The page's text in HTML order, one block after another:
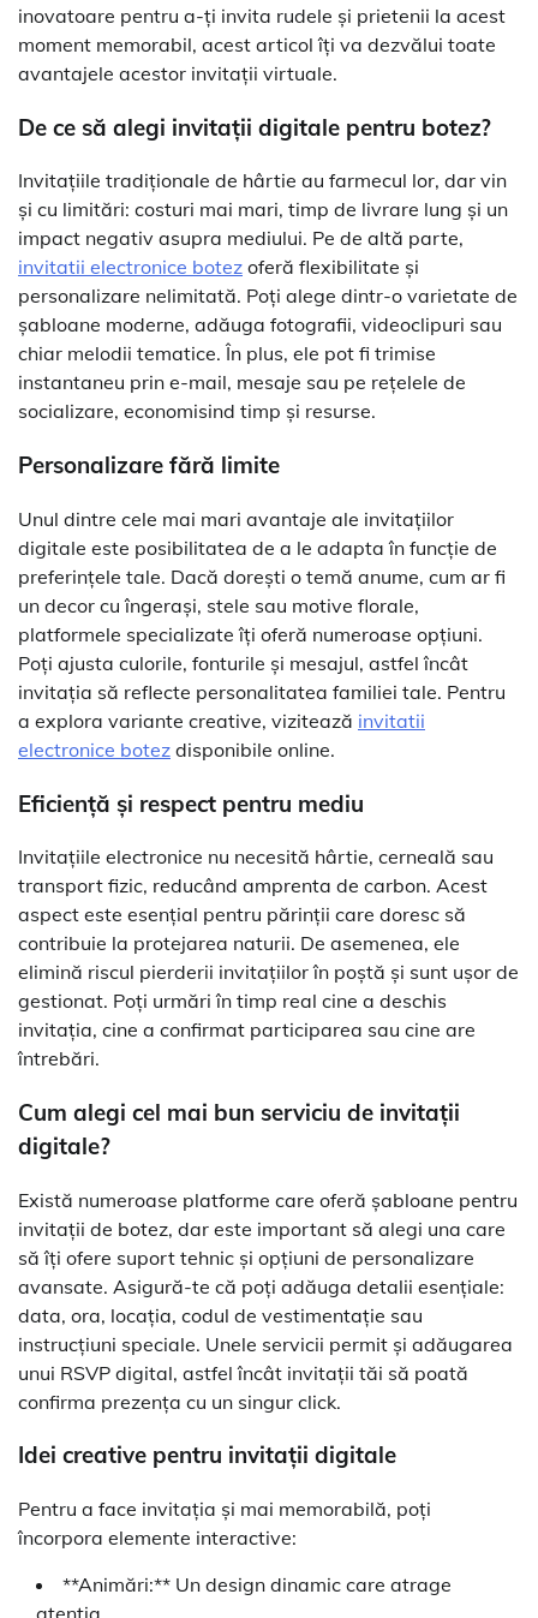
inovatoare pentru a-ți invita rudele și prietenii la acest
moment memorabil, acest articol îți va dezvălui toate
avantajele acestor invitații virtuale.
De ce să alegi invitații digitale pentru botez?
Invitațiile tradiționale de hârtie au farmecul lor, dar vin
și cu limitări: costuri mai mari, timp de livrare lung și un
impact negativ asupra mediului. Pe de altă parte,
invitatii electronice botez oferă flexibilitate și
personalizare nelimitată. Poți alege dintr-o varietate de
șabloane moderne, adăuga fotografii, videoclipuri sau
chiar melodii tematice. În plus, ele pot fi trimise
instantaneu prin e-mail, mesaje sau pe rețelele de
socializare, economisind timp și resurse.
Personalizare fără limite
Unul dintre cele mai mari avantaje ale invitațiilor
digitale este posibilitatea de a le adapta în funcție de
preferințele tale. Dacă dorești o temă anume, cum ar fi
un decor cu îngerași, stele sau motive florale,
platformele specializate îți oferă numeroase opțiuni.
Poți ajusta culorile, fonturile și mesajul, astfel încât
invitația să reflecte personalitatea familiei tale. Pentru
a explora variante creative, vizitează invitatii
electronice botez disponibile online.
Eficiență și respect pentru mediu
Invitațiile electronice nu necesită hârtie, cerneală sau
transport fizic, reducând amprenta de carbon. Acest
aspect este esențial pentru părinții care doresc să
contribuie la protejarea naturii. De asemenea, ele
elimină riscul pierderii invitațiilor în poștă și sunt ușor de
gestionat. Poți urmări în timp real cine a deschis
invitația, cine a confirmat participarea sau cine are
întrebări.
Cum alegi cel mai bun serviciu de invitații
digitale?
Există numeroase platforme care oferă șabloane pentru
invitații de botez, dar este important să alegi una care
să îți ofere suport tehnic și opțiuni de personalizare
avansate. Asigură-te că poți adăuga detalii esențiale:
data, ora, locația, codul de vestimentație sau
instrucțiuni speciale. Unele servicii permit și adăugarea
unui RSVP digital, astfel încât invitații tăi să poată
confirma prezența cu un singur click.
Idei creative pentru invitații digitale
Pentru a face invitația și mai memorabilă, poți
încorpora elemente interactive:
**Animări:** Un design dinamic care atrage